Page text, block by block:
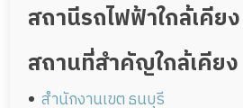
สถานีรถไฟฟ้าใกล้เคียง
สถานที่สำคัญใกล้เคียง
สำนักงานเขต ธนบุรี